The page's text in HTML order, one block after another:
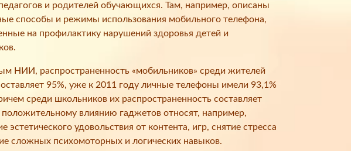
и родителей обучающихся. Там, например, описаны
способы и режимы использования мобильного телефона,
на профилактику нарушений здоровья детей и
НИИ, распространенность «мобильников» среди жителей
95%, уже к 2011 году личные телефоны имели 93,1%
среди школьников их распространенность составляет
положительному влиянию гаджетов относят, например,
эстетического удовольствия от контента, игр, снятие стресса
сложных психомоторных и логических навыков.